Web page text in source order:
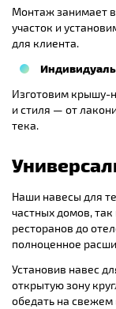
Монтаж занимает
участок и
для клиента.
Изготовим крышу-
и стиля — от
тека.
Наши навесы для
частных домов,
ресторанов до
полноценное
Установив навес
открытую зону
обедать на свежем